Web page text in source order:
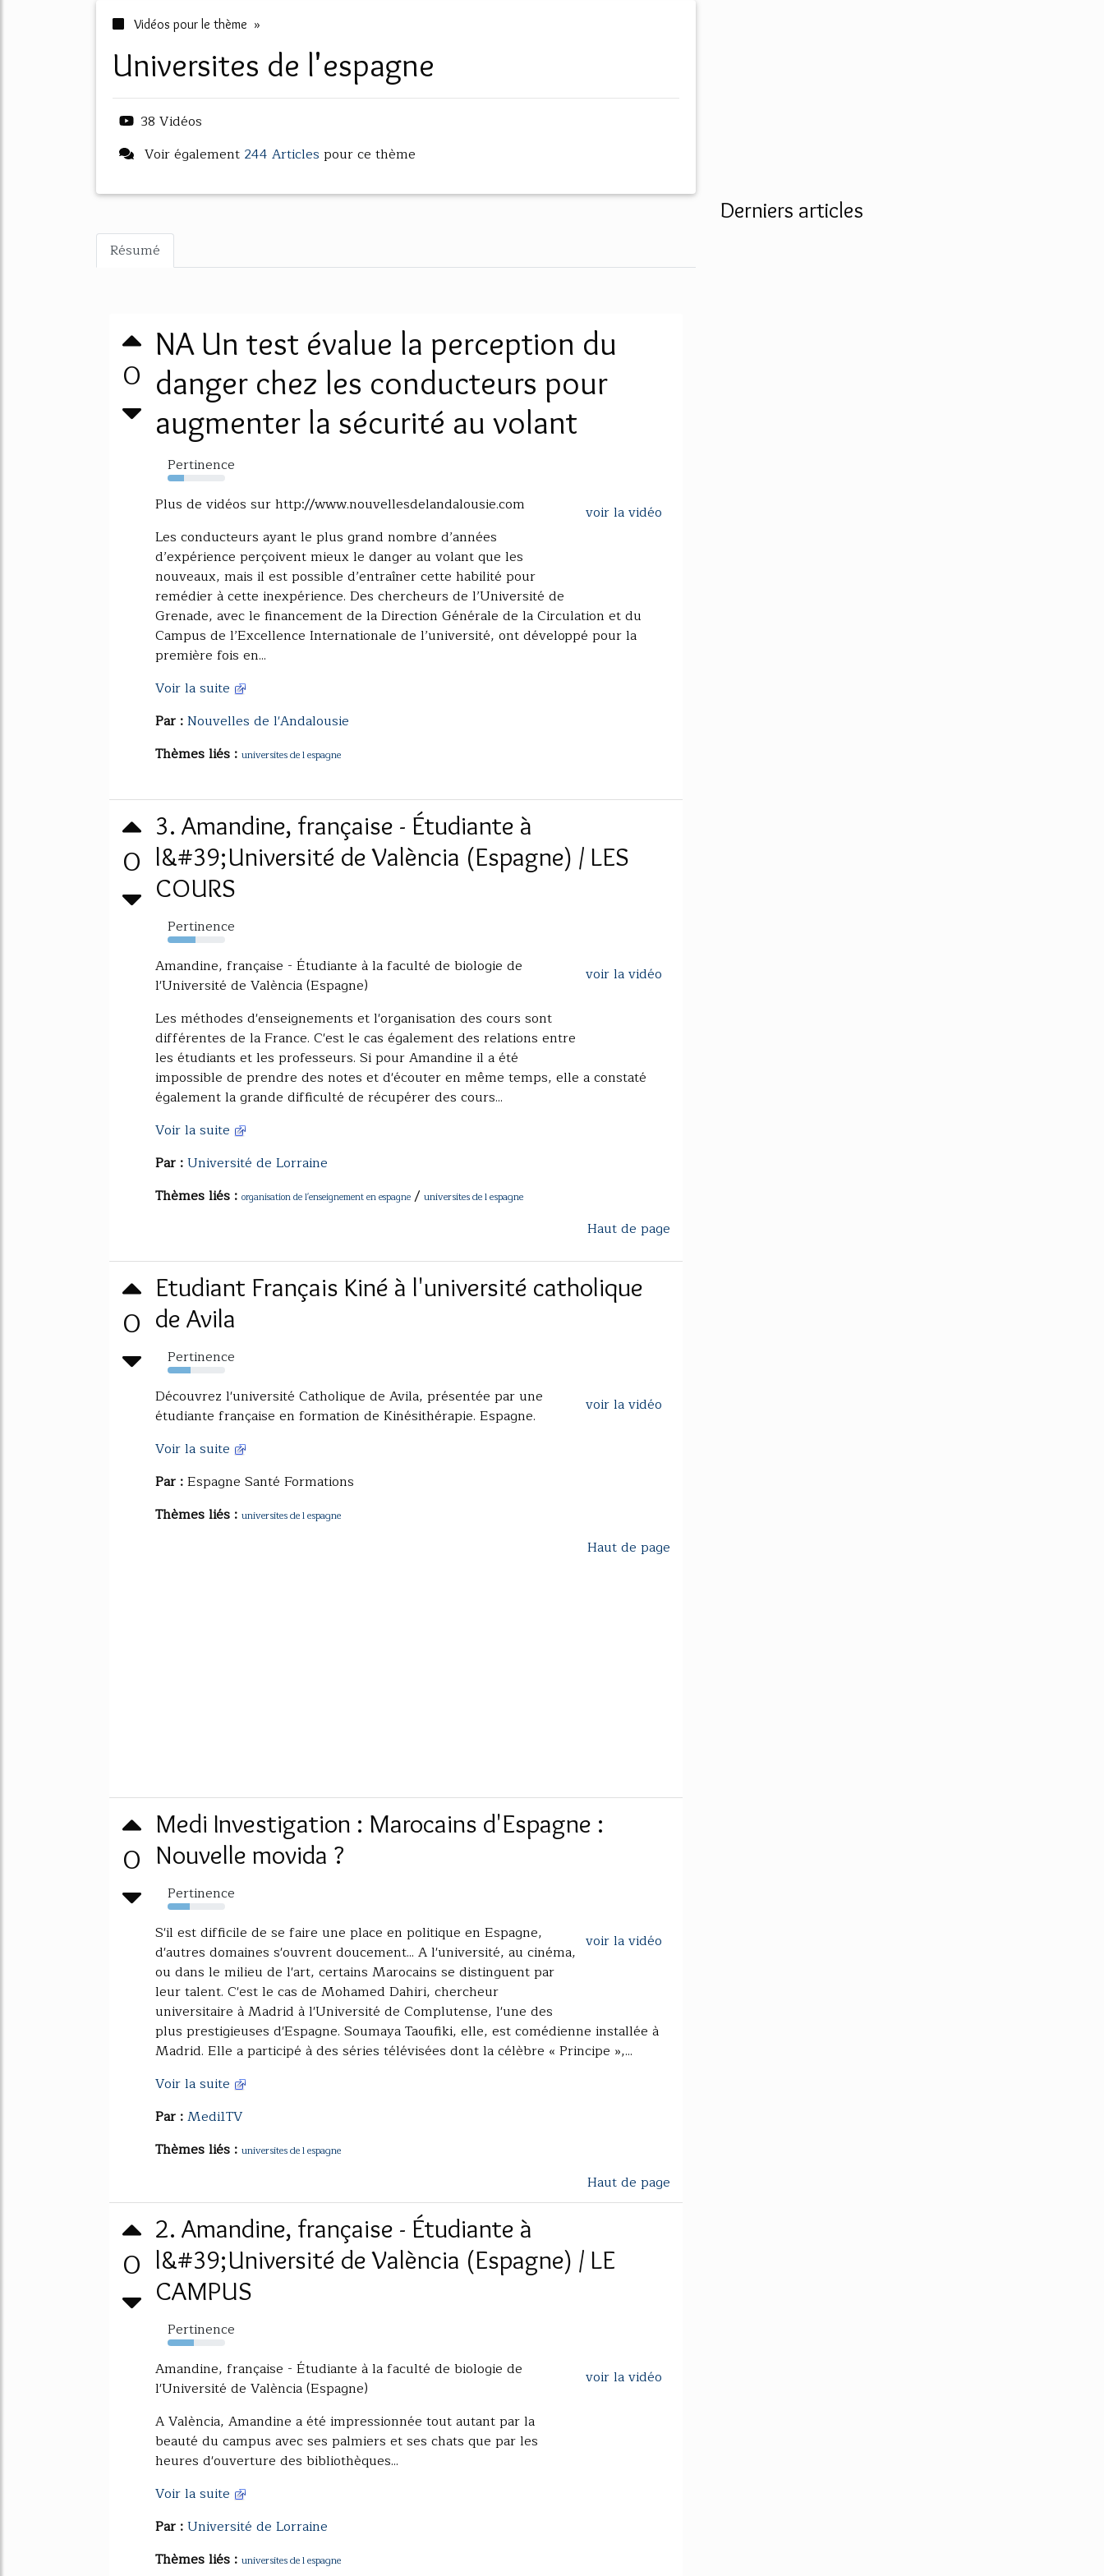
Vidéos pour le thème »
universites de l'espagne
38 Vidéos
Voir également 244 Articles pour ce thème
Résumé
0
NA Un test évalue la perception du
danger chez les conducteurs pour
augmenter la sécurité au volant
Pertinence
29%
voir la vidéo
Plus de vidéos sur http://www.nouvellesdelandalousie.com
Les conducteurs ayant le plus grand nombre d’années
d’expérience perçoivent mieux le danger au volant que les
nouveaux, mais il est possible d’entraîner cette habilité pour
remédier à cette inexpérience. Des chercheurs de l’Université de
Grenade, avec le financement de la Direction Générale de la Circulation et du
Campus de l’Excellence Internationale de l’université, ont développé pour la
première fois en...
Voir la suite
Par :Nouvelles de l'Andalousie
Thèmes liés : universites de l espagne
0
3. Amandine, française - Étudiante à
l&#39;Université de València (Espagne) / LES
COURS
Pertinence
48%
voir la vidéo
Amandine, française - Étudiante à la faculté de biologie de
l'Université de València (Espagne)
Les méthodes d'enseignements et l'organisation des cours sont
différentes de la France. C'est le cas également des relations entre
les étudiants et les professeurs. Si pour Amandine il a été
impossible de prendre des notes et d'écouter en même temps, elle a constaté
également la grande difficulté de récupérer des cours...
Voir la suite
Par :Université de Lorraine
Thèmes liés : organisation de l'enseignement en espagne / universites de l espagne
Haut de page
0
Etudiant Français Kiné à l'université catholique
de Avila
Pertinence
40%
voir la vidéo
Découvrez l'université Catholique de Avila, présentée par une
étudiante française en formation de Kinésithérapie. Espagne.
Voir la suite
Par :Espagne Santé Formations
Thèmes liés : universites de l espagne
Haut de page
0
Medi Investigation : Marocains d'Espagne :
Nouvelle movida ?
Pertinence
39%
voir la vidéo
S'il est difficile de se faire une place en politique en Espagne,
d'autres domaines s'ouvrent doucement... A l'université, au cinéma,
ou dans le milieu de l'art, certains Marocains se distinguent par
leur talent. C'est le cas de Mohamed Dahiri, chercheur
universitaire à Madrid à l'Université de Complutense, l'une des
plus prestigieuses d'Espagne. Soumaya Taoufiki, elle, est comédienne installée à
Madrid. Elle a participé à des séries télévisées dont la célèbre « Principe »,...
Voir la suite
Par :Medi1TV
Thèmes liés : universites de l espagne
Haut de page
0
2. Amandine, française - Étudiante à
l&#39;Université de València (Espagne) / LE
CAMPUS
Pertinence
46%
voir la vidéo
Amandine, française - Étudiante à la faculté de biologie de
l'Université de València (Espagne)
A València, Amandine a été impressionnée tout autant par la
beauté du campus avec ses palmiers et ses chats que par les
heures d'ouverture des bibliothèques...
Voir la suite
Par :Université de Lorraine
Thèmes liés : universites de l espagne
Derniers articles